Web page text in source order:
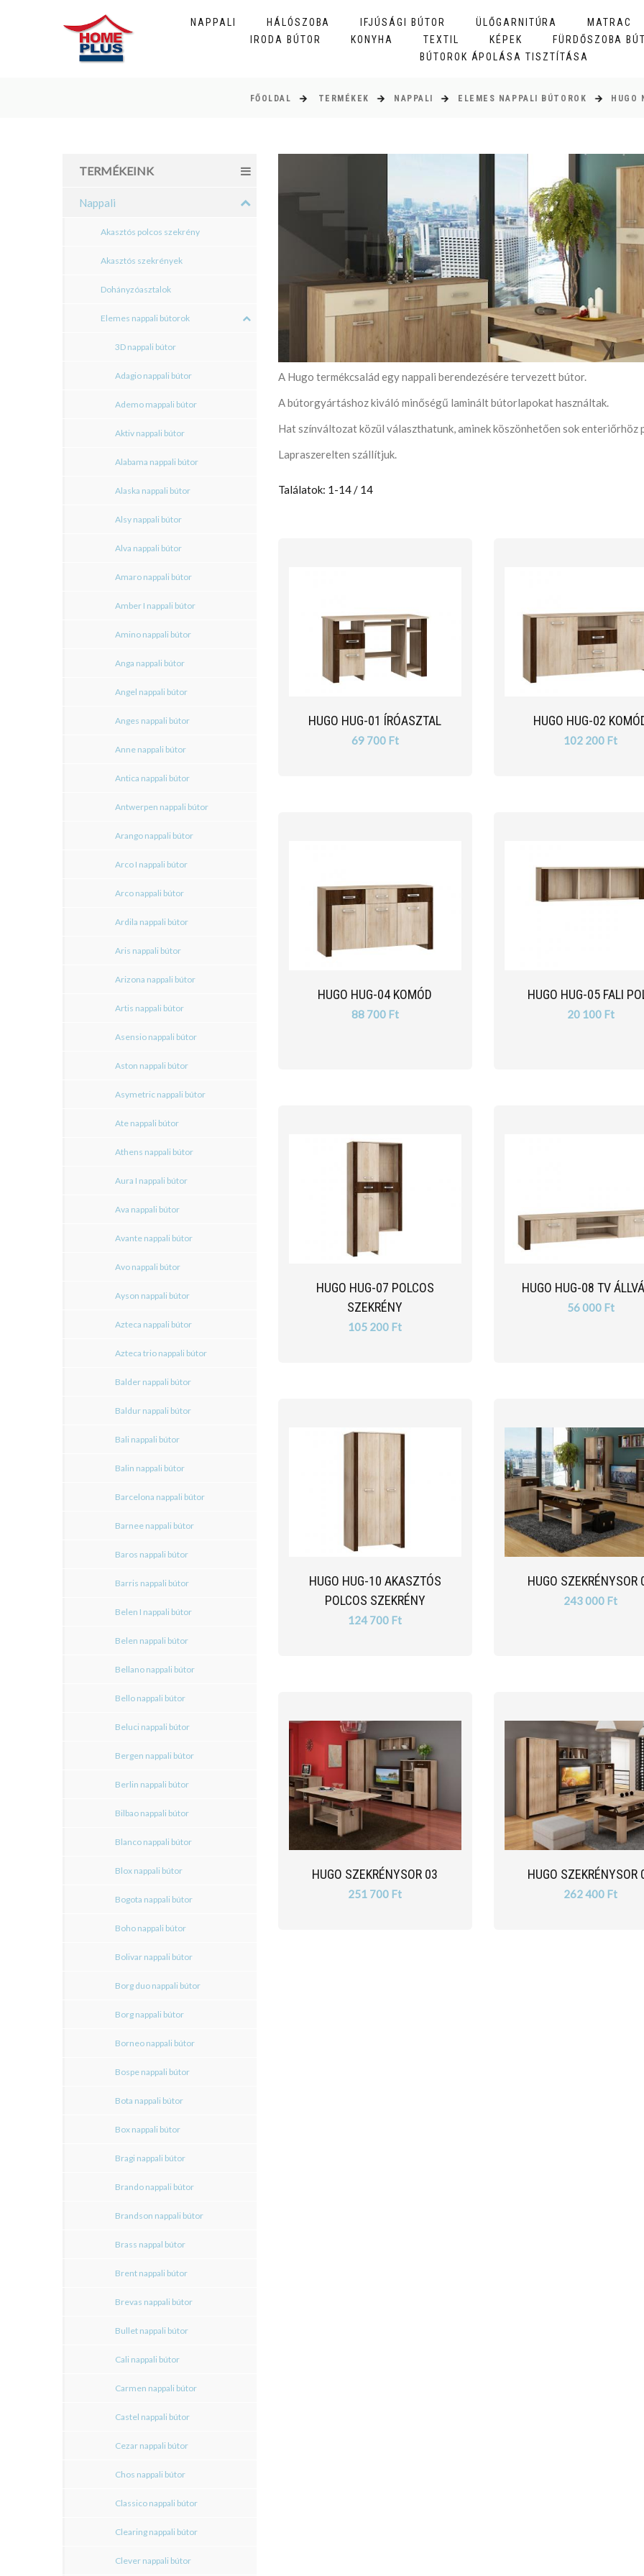
NAPPALI HÁLÓSZOBA IFJÚSÁGI BÚTOR ÜLŐGARNITÚRA
MATRAC
IRODA BÚTOR
KONYHA TEXTIL KÉPEK
FÜRDŐSZOBA
BÚTOROK ÁPOLÁSA TISZTÍTÁSA
FŐOLDAL TERMÉKEK NAPPALI ELEMES NAPPALI BÚTOROK HUGO
TERMÉKEINK
Nappali
Akasztós polcos szekrény
Akasztós szekrények
Dohányzóasztalok
Elemes nappali bútorok
3D nappali bútor
Adagio nappali bútor
Ademo mappali bútor
Aktiv nappali bútor
Alabama nappali bútor
Alaska nappali bútor
Alsy nappali bútor
Alva nappali bútor
Amaro nappali bútor
Amber I nappali bútor
Amino nappali bútor
Anga nappali bútor
Angel nappali bútor
Anges nappali bútor
Anne nappali bútor
Antica nappali bútor
Antwerpen nappali bútor
Arango nappali bútor
Arco I nappali bútor
Arco nappali bútor
Ardila nappali bútor
Aris nappali bútor
Arizona nappali bútor
Artis nappali bútor
Asensio nappali bútor
Aston nappali bútor
Asymetric nappali bútor
Ate nappali bútor
Athens nappali bútor
Aura I nappali bútor
Ava nappali bútor
Avante nappali bútor
Avo nappali bútor
Ayson nappali bútor
Azteca nappali bútor
Azteca trio nappali bútor
Balder nappali bútor
Baldur nappali bútor
Bali nappali bútor
Balin nappali bútor
Barcelona nappali bútor
Barnee nappali bútor
Baros nappali bútor
Barris nappali bútor
Belen I nappali bútor
Belen nappali bútor
Bellano nappali bútor
Bello nappali bútor
Beluci nappali bútor
Bergen nappali bútor
Berlin nappali bútor
Bilbao nappali bútor
Blanco nappali bútor
Blox nappali bútor
Bogota nappali bútor
Boho nappali bútor
Bolivar nappali bútor
Borg duo nappali bútor
Borg nappali bútor
Borneo nappali bútor
Bospe nappali bútor
Bota nappali bútor
Box nappali bútor
Bragi nappali bútor
Brando nappali bútor
Brandson nappali bútor
Brass nappal bútor
Brent nappali bútor
Brevas nappali bútor
Bullet nappali bútor
Cali nappali bútor
Carmen nappali bútor
Castel nappali bútor
Cezar nappali bútor
Chos nappali bútor
Classico nappali bútor
Clearing nappali bútor
Clever nappali bútor
A Hugo termékcsalád egy nappali berendezésére tervezett bútor.
A bútorgyártáshoz kiváló minőségű laminált bútorlapokat használtak.
Hat színváltozat közül választhatunk, aminek köszönhetően sok enteriőrhöz
Lapraszerelten szállítjuk.
Találatok: 1-14 / 14
HUGO HUG-01 ÍRÓASZTAL
69 700 Ft
HUGO HUG-02
102 200 Ft
HUGO HUG-04 KOMÓD
88 700 Ft
HUGO HUG-05 FALI
20 100 Ft
HUGO HUG-07 POLCOS
SZEKRÉNY
105 200 Ft
HUGO HUG-08 TV
56 000 Ft
HUGO HUG-10 AKASZTÓS
POLCOS SZEKRÉNY
124 700 Ft
HUGO SZEKRÉNYSOR
243 000 Ft
HUGO SZEKRÉNYSOR 03
251 700 Ft
HUGO SZEKRÉNYSOR
262 400 Ft